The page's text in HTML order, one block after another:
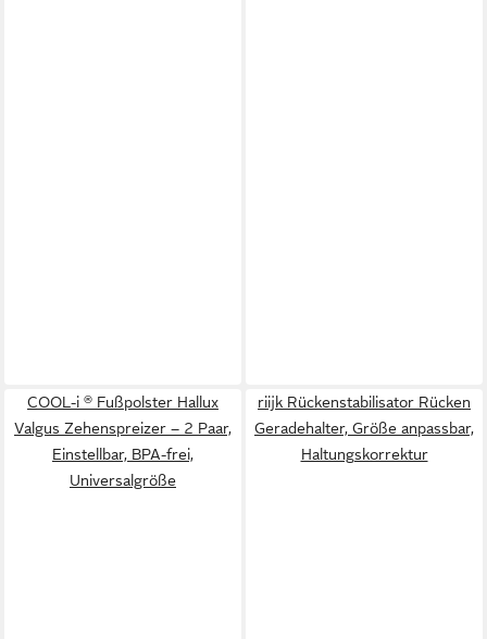
COOL-i ® Fußpolster Hallux
Valgus Zehenspreizer – 2 Paar,
Einstellbar, BPA-frei,
Universalgröße
riijk Rückenstabilisator Rücken
Geradehalter, Größe anpassbar,
Haltungskorrektur